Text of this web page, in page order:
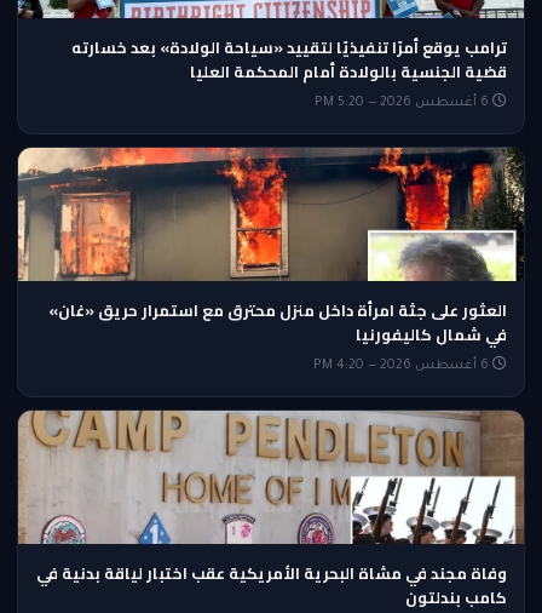
ترامب يوقع أمرًا تنفيذيًا لتقييد «سياحة الولادة» بعد خسارته
قضية الجنسية بالولادة أمام المحكمة العليا
العثور على جثة امرأة داخل منزل محترق مع استمرار حريق «غان»
في شمال كاليفورنيا
وفاة مجند في مشاة البحرية الأمريكية عقب اختبار لياقة بدنية في
كامب بندلتون